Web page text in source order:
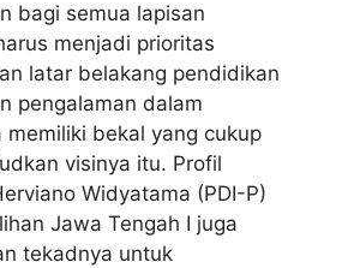
bagi semua lapisan
menjadi prioritas
latar belakang pendidikan
pengalaman dalam
memiliki bekal yang cukup
visinya itu. Profil
Widyatama (PDI-P)
Jawa Tengah I juga
tekadnya untuk